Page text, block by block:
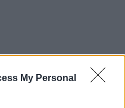
My Personal